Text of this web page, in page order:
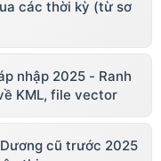
các thời kỳ (từ sơ
nhập 2025 - Ranh
KML, file vector
cũ trước 2025